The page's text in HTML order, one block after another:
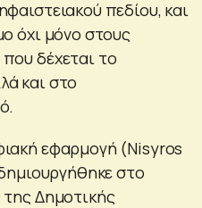
πεδίου, και
όχι μόνο στους
δέχεται το
και στο
εφαρμογή (Νisyros
στο
της Δημοτικής